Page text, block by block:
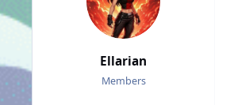
Ellarian
Members